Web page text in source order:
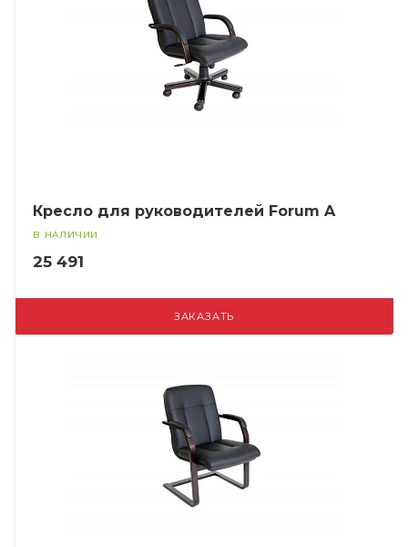
Кресло для руководителей Forum A
В НАЛИЧИИ
25 491
ЗАКАЗАТЬ